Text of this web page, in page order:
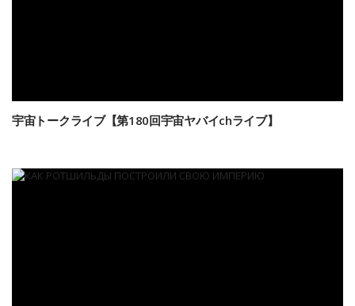
宇宙トークライブ【第180回宇宙ヤバイchライブ】